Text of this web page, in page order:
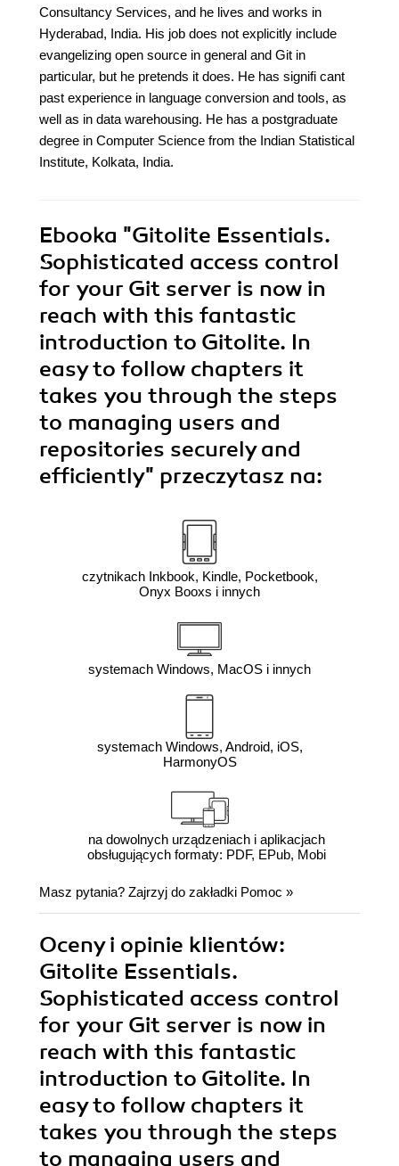
Consultancy Services, and he lives and works in
Hyderabad, India. His job does not explicitly include
evangelizing open source in general and Git in
particular, but he pretends it does. He has signifi cant
past experience in language conversion and tools, as
well as in data warehousing. He has a postgraduate
degree in Computer Science from the Indian Statistical
Institute, Kolkata, India.
Ebooka "Gitolite Essentials.
Sophisticated access control
for your Git server is now in
reach with this fantastic
introduction to Gitolite. In
easy to follow chapters it
takes you through the steps
to managing users and
repositories securely and
efficiently" przeczytasz na:
czytnikach Inkbook, Kindle, Pocketbook,
Onyx Booxs i innych
systemach Windows, MacOS i innych
systemach Windows, Android, iOS,
HarmonyOS
na dowolnych urządzeniach i aplikacjach
obsługujących formaty: PDF, EPub, Mobi
Masz pytania? Zajrzyj do zakładki Pomoc »
Oceny i opinie klientów:
Gitolite Essentials.
Sophisticated access control
for your Git server is now in
reach with this fantastic
introduction to Gitolite. In
easy to follow chapters it
takes you through the steps
to managing users and